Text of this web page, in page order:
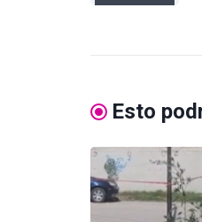
Esto